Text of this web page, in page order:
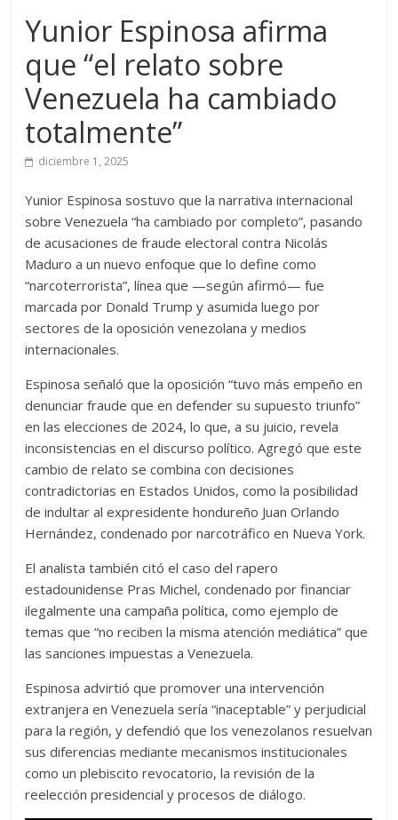
Yunior Espinosa afirma
que “el relato sobre
Venezuela ha cambiado
totalmente”
diciembre 1, 2025
Yunior Espinosa sostuvo que la narrativa internacional
sobre Venezuela “ha cambiado por completo”, pasando
de acusaciones de fraude electoral contra Nicolás
Maduro a un nuevo enfoque que lo define como
“narcoterrorista”, línea que —según afirmó— fue
marcada por Donald Trump y asumida luego por
sectores de la oposición venezolana y medios
internacionales.
Espinosa señaló que la oposición “tuvo más empeño en
denunciar fraude que en defender su supuesto triunfo”
en las elecciones de 2024, lo que, a su juicio, revela
inconsistencias en el discurso político. Agregó que este
cambio de relato se combina con decisiones
contradictorias en Estados Unidos, como la posibilidad
de indultar al expresidente hondureño Juan Orlando
Hernández, condenado por narcotráfico en Nueva York.
El analista también citó el caso del rapero
estadounidense Pras Michel, condenado por financiar
ilegalmente una campaña política, como ejemplo de
temas que “no reciben la misma atención mediática” que
las sanciones impuestas a Venezuela.
Espinosa advirtió que promover una intervención
extranjera en Venezuela sería “inaceptable” y perjudicial
para la región, y defendió que los venezolanos resuelvan
sus diferencias mediante mecanismos institucionales
como un plebiscito revocatorio, la revisión de la
reelección presidencial y procesos de diálogo.